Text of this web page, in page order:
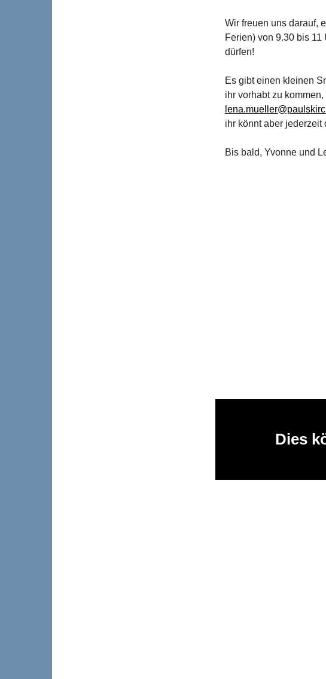
Wir freuen uns darauf,
Ferien) von 9.30 bis
dürfen!
Es gibt einen kleinen
ihr vorhabt zu
ihr könnt aber jederzeit
Bis bald, Yvonne und
Dies